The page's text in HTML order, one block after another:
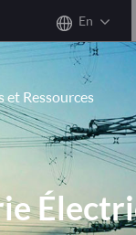
En
et Ressources